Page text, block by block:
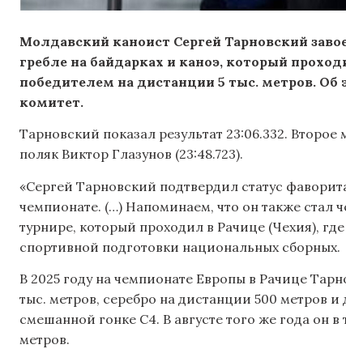
Молдавский каноист Сергей Тарновский
гребле на байдарках и каноэ, который
победителем на дистанции 5 тыс. метров.
комитет.
Тарновский показал результат 23:06.332.
поляк Виктор Глазунов (23:48.723).
«Сергей Тарновский подтвердил статус
чемпионате. (…) Напоминаем, что он также
турнире, который проходил в Рачице (Чехия),
спортивной подготовки национальных сборных.
В 2025 году на чемпионате Европы в Рачице
тыс. метров, серебро на дистанции 500 метров
смешанной гонке C4. В августе того же года он
метров.